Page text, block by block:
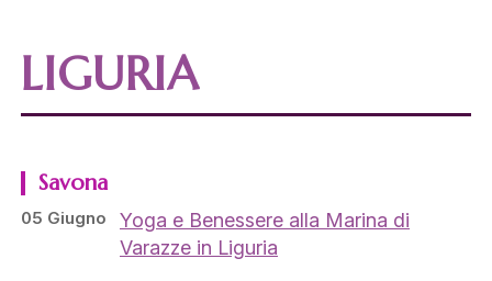
LIGURIA
Savona
05 Giugno
Yoga e Benessere alla Marina di
Varazze in Liguria